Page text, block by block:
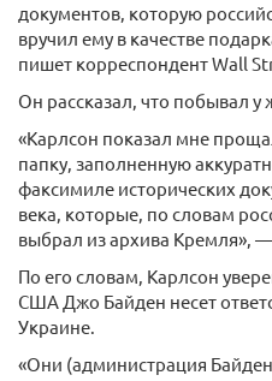
документов, которую
вручил ему в качестве
пишет корреспондент Wall
Он рассказал, что побывал
«Карлсон показал мне
папку, заполненную
факсимиле исторических
века, которые, по словам
выбрал из архива Кремля»,
По его словам, Карлсон
США Джо Байден несет
Украине.
«Они (администрация